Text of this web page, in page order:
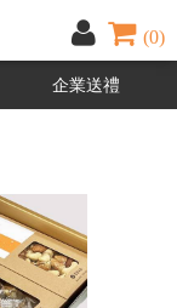
(0)
企業送禮